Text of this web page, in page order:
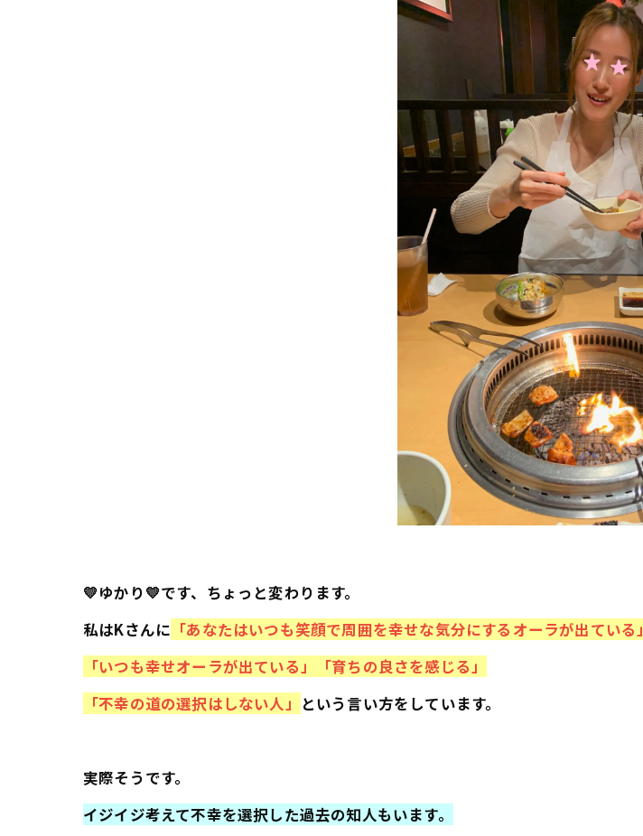
💛ゆかり💛です、ちょっと変わります。
私はKさんに 「あなたはいつも笑顔で周囲を幸せな気分にするオーラが出ている」
「いつも幸せオーラが出ている」「育ちの良さを感じる」
「不幸の道の選択はしない人」 という言い方をしています。
実際そうです。
イジイジ考えて不幸を選択した過去の知人もいます。